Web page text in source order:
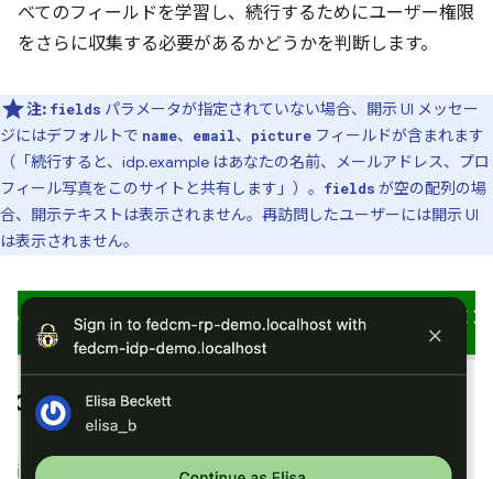
べてのフィールドを学習し、続行するためにユーザー権限
をさらに収集する必要があるかどうかを判断します。
注: fields パラメータが指定されていない場合、開示 UI メッセー
ジにはデフォルトで name、 email、 picture フィールドが含まれます
（「続行すると、idp.example はあなたの名前、メールアドレス、プロ
フィール写真をこのサイトと共有します」）。
fields が空の配列の場
合、開示テキストは表示されません。再訪問したユーザーには開示 UI
は表示されません。